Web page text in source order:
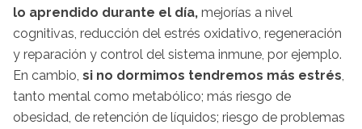
lo aprendido durante el día, mejorías a nivel
cognitivas, reducción del estrés oxidativo, regeneración
y reparación y control del sistema inmune, por ejemplo.
En cambio, si no dormimos tendremos más estrés,
tanto mental como metabólico; más riesgo de
obesidad, de retención de líquidos; riesgo de problemas